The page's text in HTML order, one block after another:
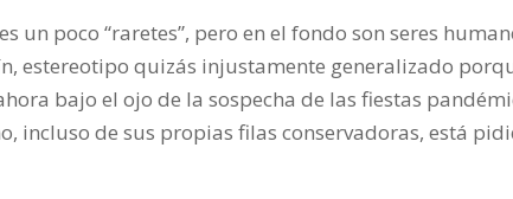
poco “raretes”, pero en el fondo son seres
estereotipo quizás injustamente generalizado
bajo el ojo de la sospecha de las fiestas
incluso de sus propias filas conservadoras, está